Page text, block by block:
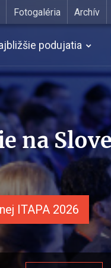
Fotogaléria Archív
podujatia
na
ITAPA 2026